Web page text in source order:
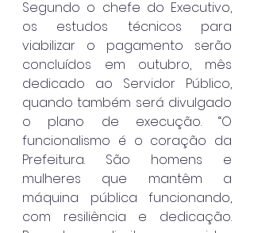
Segundo o chefe do Executivo,
os estudos técnicos para
viabilizar o pagamento serão
concluídos em outubro, mês
dedicado ao Servidor Público,
quando também será divulgado
o plano de execução. “O
funcionalismo é o coração da
Prefeitura. São homens e
mulheres que mantêm a
máquina pública funcionando,
com resiliência e dedicação.